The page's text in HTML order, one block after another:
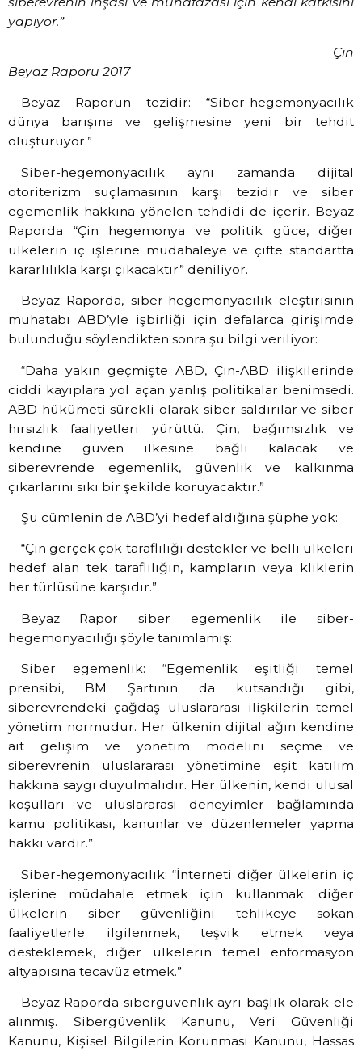
yapıyor.”
Çin
Beyaz Raporu 2017
Beyaz Raporun tezidir: “Siber-hegemonyacılık
dünya barışına ve gelişmesine yeni bir tehdit
oluşturuyor.”
Siber-hegemonyacılık aynı zamanda dijital
otoriterizm suçlamasının karşı tezidir ve siber
egemenlik hakkına yönelen tehdidi de içerir. Beyaz
Raporda “Çin hegemonya ve politik güce, diğer
ülkelerin iç işlerine müdahaleye ve çifte standartta
kararlılıkla karşı çıkacaktır” deniliyor.
Beyaz Raporda, siber-hegemonyacılık eleştirisinin
muhatabı ABD’yle işbirliği için defalarca girişimde
bulunduğu söylendikten sonra şu bilgi veriliyor:
“Daha yakın geçmişte ABD, Çin-ABD ilişkilerinde
ciddi kayıplara yol açan yanlış politikalar benimsedi.
ABD hükümeti sürekli olarak siber saldırılar ve siber
hırsızlık faaliyetleri yürüttü. Çin, bağımsızlık ve
kendine güven ilkesine bağlı kalacak ve
siberevrende egemenlik, güvenlik ve kalkınma
çıkarlarını sıkı bir şekilde koruyacaktır.”
Şu cümlenin de ABD’yi hedef aldığına şüphe yok:
“Çin gerçek çok taraflılığı destekler ve belli ülkeleri
hedef alan tek taraflılığın, kampların veya kliklerin
her türlüsüne karşıdır.”
Beyaz Rapor siber egemenlik ile siber-
hegemonyacılığı şöyle tanımlamış:
Siber egemenlik: “Egemenlik eşitliği temel
prensibi, BM Şartının da kutsandığı gibi,
siberevrendeki çağdaş uluslararası ilişkilerin temel
yönetim normudur. Her ülkenin dijital ağın kendine
ait gelişim ve yönetim modelini seçme ve
siberevrenin uluslararası yönetimine eşit katılım
hakkına saygı duyulmalıdır. Her ülkenin, kendi ulusal
koşulları ve uluslararası deneyimler bağlamında
kamu politikası, kanunlar ve düzenlemeler yapma
hakkı vardır.”
Siber-hegemonyacılık: “İnterneti diğer ülkelerin iç
işlerine müdahale etmek için kullanmak; diğer
ülkelerin siber güvenliğini tehlikeye sokan
faaliyetlerle ilgilenmek, teşvik etmek veya
desteklemek, diğer ülkelerin temel enformasyon
altyapısına tecavüz etmek.”
Beyaz Raporda sibergüvenlik ayrı başlık olarak ele
alınmış. Sibergüvenlik Kanunu, Veri Güvenliği
Kanunu, Kişisel Bilgilerin Korunması Kanunu, Hassas